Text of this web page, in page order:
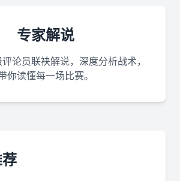
专家解说
论员联袂解说，深度分析战术，
你读懂每一场比赛。